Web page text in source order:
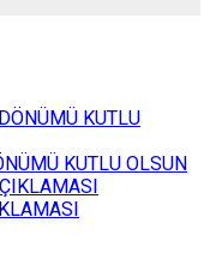
KUTLU OLSUN